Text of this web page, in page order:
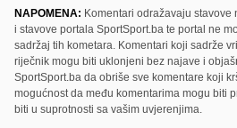
NAPOMENA: Komentari odražavaju
i stavove portala SportSport.ba te portal ne
sadržaj tih kometara. Komentari koji sadrže
riječnik mogu biti uklonjeni bez najave i
SportSport.ba da obriše sve komentare koji
mogućnost da među komentarima mogu biti
biti u suprotnosti sa vašim uvjerenjima.